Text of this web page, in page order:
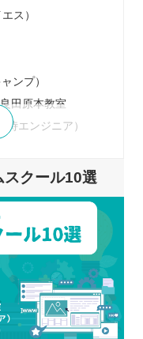
ス）
ンプ）
田原本教室
侍エンジニア）
ーエムエム ウェブ
ント
らで通えるのか
できるか
ているのか
クール10選